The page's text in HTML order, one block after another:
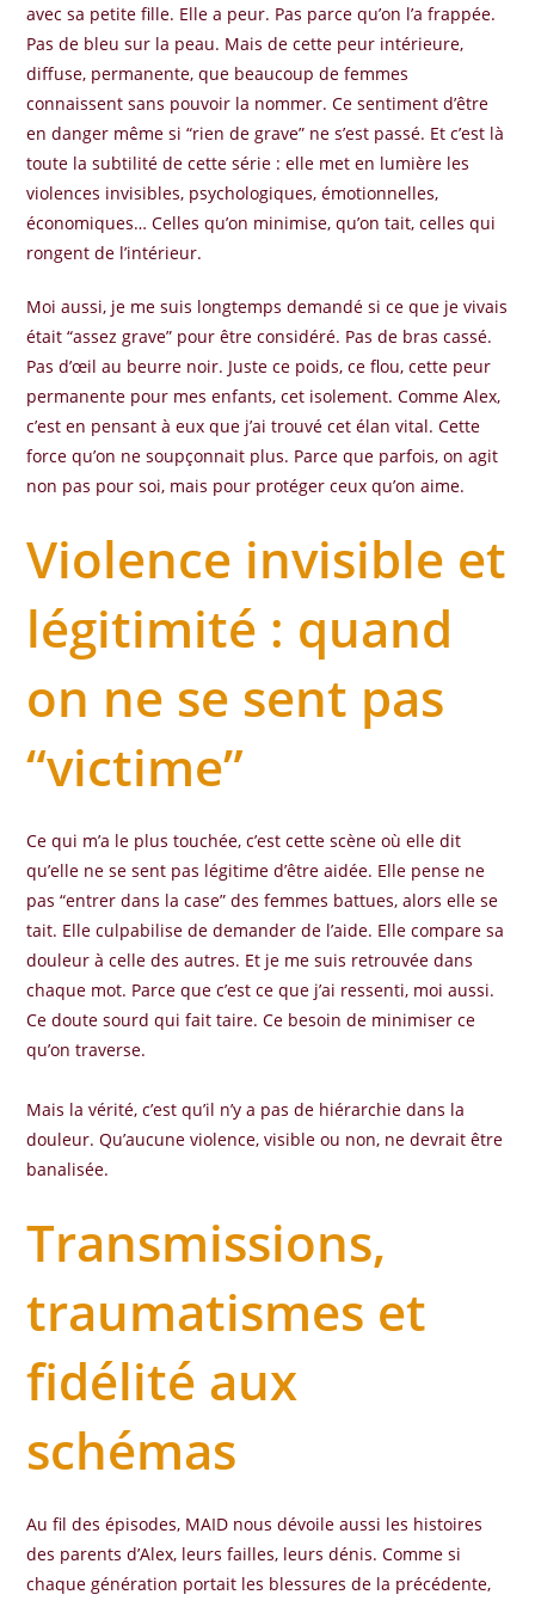
avec sa petite fille. Elle a peur. Pas parce qu’on l’a frappée.
Pas de bleu sur la peau. Mais de cette peur intérieure,
diffuse, permanente, que beaucoup de femmes
connaissent sans pouvoir la nommer. Ce sentiment d’être
en danger même si “rien de grave” ne s’est passé. Et c’est là
toute la subtilité de cette série : elle met en lumière les
violences invisibles, psychologiques, émotionnelles,
économiques… Celles qu’on minimise, qu’on tait, celles qui
rongent de l’intérieur.
Moi aussi, je me suis longtemps demandé si ce que je vivais
était “assez grave” pour être considéré. Pas de bras cassé.
Pas d’œil au beurre noir. Juste ce poids, ce flou, cette peur
permanente pour mes enfants, cet isolement. Comme Alex,
c’est en pensant à eux que j’ai trouvé cet élan vital. Cette
force qu’on ne soupçonnait plus. Parce que parfois, on agit
non pas pour soi, mais pour protéger ceux qu’on aime.
Violence invisible et
légitimité : quand
on ne se sent pas
“victime”
Ce qui m’a le plus touchée, c’est cette scène où elle dit
qu’elle ne se sent pas légitime d’être aidée. Elle pense ne
pas “entrer dans la case” des femmes battues, alors elle se
tait. Elle culpabilise de demander de l’aide. Elle compare sa
douleur à celle des autres. Et je me suis retrouvée dans
chaque mot. Parce que c’est ce que j’ai ressenti, moi aussi.
Ce doute sourd qui fait taire. Ce besoin de minimiser ce
qu’on traverse.
Mais la vérité, c’est qu’il n’y a pas de hiérarchie dans la
douleur. Qu’aucune violence, visible ou non, ne devrait être
banalisée.
Transmissions,
traumatismes et
fidélité aux
schémas
Au fil des épisodes, MAID nous dévoile aussi les histoires
des parents d’Alex, leurs failles, leurs dénis. Comme si
chaque génération portait les blessures de la précédente,